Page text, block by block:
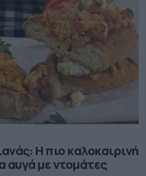
Η πιο καλοκαιρινή
αυγά με ντομάτες